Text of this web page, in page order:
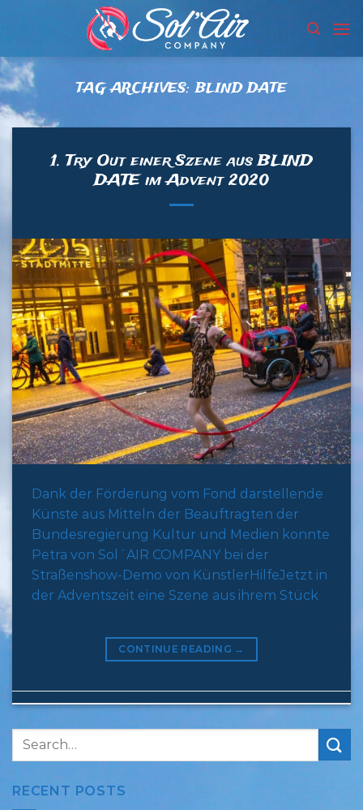
TAG ARCHIVES:BLIND DATE
1. Try Out einer Szene aus BLIND
DATE im Advent 2020
Dank der Förderung vom Fond darstellende
Künste aus Mitteln der Beauftragten der
Bundesregierung Kultur und Medien konnte
Petra von Sol´AIR COMPANY bei der
Straßenshow-Demo von KünstlerHilfeJetzt in
der Adventszeit eine Szene aus ihrem Stück
CONTINUE READING →
RECENT POSTS